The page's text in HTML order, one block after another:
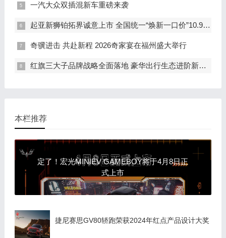
一汽大众双插混新车重磅来袭
起亚新狮铂拓界诚意上市 全国统一“焕新一口价”10.99万元起
奇骥进击 共赴新程 2026奇家宴在福州盛大举行
红旗三大子品牌战略全面落地 豪华出行生态进阶新篇章
本栏推荐
定了！宏光MINIEV GAMEBOY将于4月8日正
式上市
捷尼赛思GV80轿跑荣获2024年红点产品设计大奖